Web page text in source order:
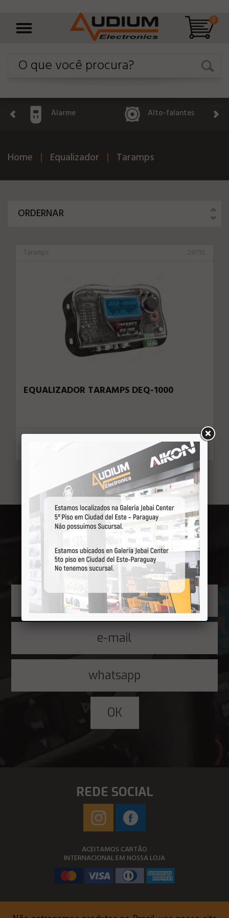
0
Alarme Alto-falantes
Home Equalizador Taramps
ORDERNAR
Taramps 29735
EQUALIZADOR TARAMPS DEQ-1000
U$ 50,00
Você está visualizando 1 do total de 1 registros
Receba por primeiro
nossas ofertas
REDE SOCIAL
ACEITAMOS CARTÃO
INTERNACIONAL EM NOSSA LOJA